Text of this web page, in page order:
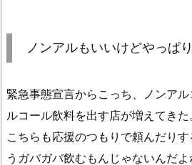
ノンアルもいいけどやっぱ
緊急事態宣言からこっち、ノンア
ルコール飲料を出す店が増えてきた
こちらも応援のつもりで頼んだり
うガバガバ飲むもんじゃないんだよ